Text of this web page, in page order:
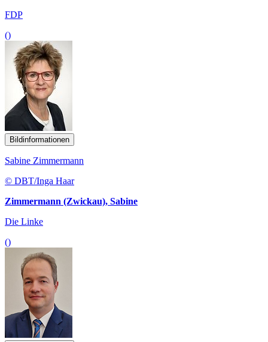
FDP
()
Bildinformationen
Sabine Zimmermann
© DBT/Inga Haar
Zimmermann (Zwickau), Sabine
Die Linke
()